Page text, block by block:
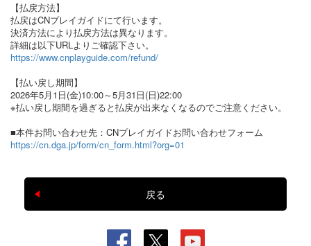
【払戻方法】
払戻はCNプレイガイドにて行います。
決済方法により払戻方法は異なります。
詳細は以下URLよりご確認下さい。
https://www.cnplayguide.com/refund/
【払い戻し期間】
2026年5月1日(金)10:00～5月31日(日)22:00
※払い戻し期間を過ぎると払戻が出来なくなるのでご注意ください。
■本件お問い合わせ先：CNプレイガイドお問い合わせフォーム
https://cn.dga.jp/form/cn_form.html?org=01
戻る